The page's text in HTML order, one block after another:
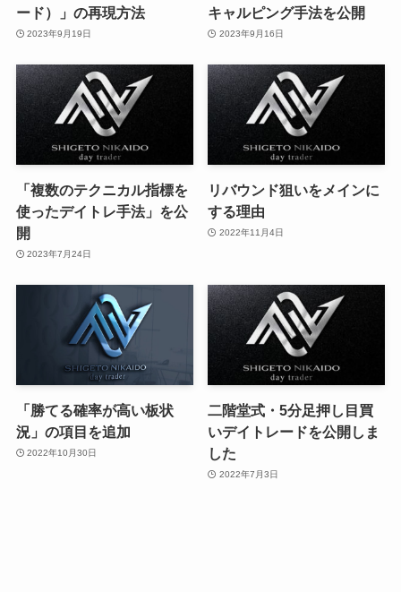
ード）」の再現方法
2023年9月19日
キャルピング手法を公開
2023年9月16日
「複数のテクニカル指標を
使ったデイトレ手法」を公
開
2023年7月24日
リバウンド狙いをメインに
する理由
2022年11月4日
「勝てる確率が高い板状
況」の項目を追加
2022年10月30日
二階堂式・5分足押し目買
いデイトレードを公開しま
した
2022年7月3日